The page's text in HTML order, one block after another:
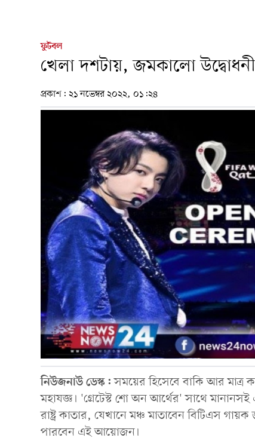
ফুটবল
খেলা দশটায়, জমকালো
প্রকাশ: ২১ নভেম্বর ২০২২, ০১:২৪
নিউজনাউডেস্ক:সময়ের হিসেবে বাকি আর
মহাযজ্ঞ। 'গ্রেটেস্ট শো অন আর্থের' সাথে
রাষ্ট্র কাতার, যেখানে মঞ্চ মাতাবেন বিটিএস
পারবেন এই আয়োজন।